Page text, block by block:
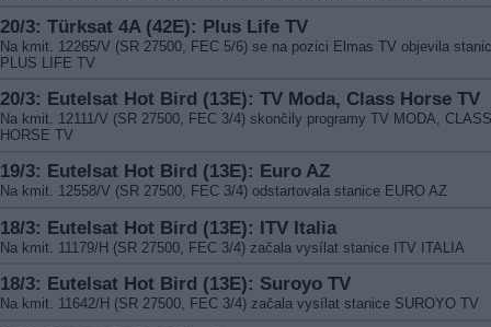
20/3: Türksat 4A (42E): Plus Life TV
Na kmit. 12265/V (SR 27500, FEC 5/6) se na pozici Elmas TV objevila
PLUS LIFE TV
20/3: Eutelsat Hot Bird (13E): TV Moda, Class Horse TV
Na kmit. 12111/V (SR 27500, FEC 3/4) skončily programy TV MODA, CLASS
HORSE TV
19/3: Eutelsat Hot Bird (13E): Euro AZ
Na kmit. 12558/V (SR 27500, FEC 3/4) odstartovala stanice EURO AZ
18/3: Eutelsat Hot Bird (13E): ITV Italia
Na kmit. 11179/H (SR 27500, FEC 3/4) začala vysílat stanice ITV ITALIA
18/3: Eutelsat Hot Bird (13E): Suroyo TV
Na kmit. 11642/H (SR 27500, FEC 3/4) začala vysílat stanice SUROYO TV